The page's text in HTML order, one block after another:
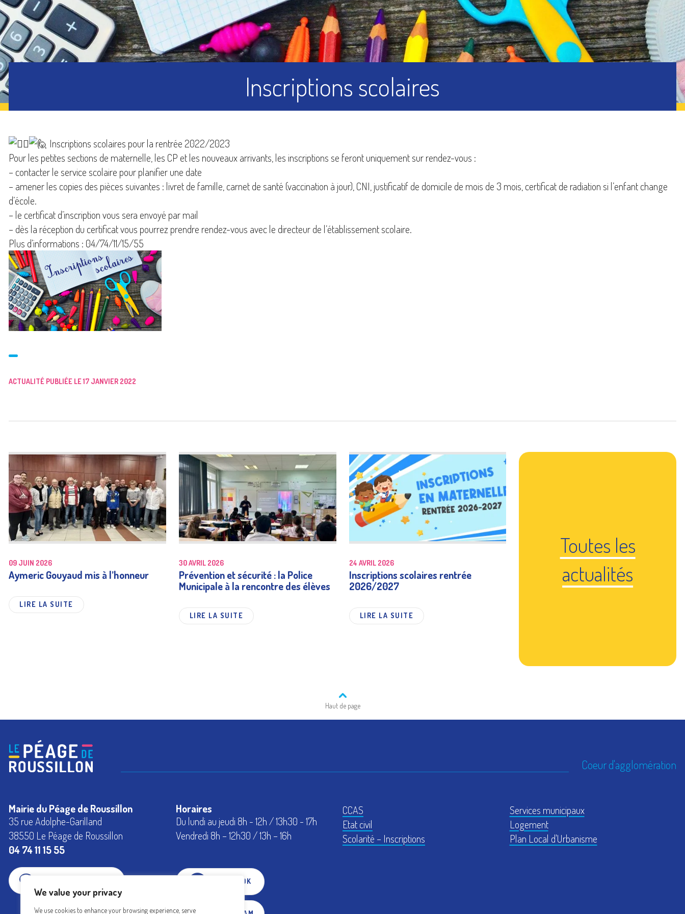
We value your privacy
We use cookies to enhance your browsing experience, serve
Risques naturels et
technologiques
Transports
Numéros et liens
Inscriptions scolaires
Inscriptions scolaires pour la rentrée 2022/2023
Pour les petites sections de maternelle, les CP et les nouveaux arrivants, les inscriptions se feront uniquement sur rendez-vous :
– contacter le service scolaire pour planifier une date
– amener les copies des pièces suivantes : livret de famille, carnet de santé (vaccination à jour), CNI, justificatif de domicile de mois de 3 mois, certificat de radiation si l’enfant change
d’école.
– le certificat d’inscription vous sera envoyé par mail
– dès la réception du certificat vous pourrez prendre rendez-vous avec le directeur de l’établissement scolaire.
Plus d’informations : 04/74/11/15/55
ACTUALITÉ PUBLIÉE LE 17 JANVIER 2022
09 JUIN 2026
Aymeric Gouyaud mis à l’honneur
LIRE LA SUITE
30 AVRIL 2026
Prévention et sécurité : la Police
Municipale à la rencontre des élèves
LIRE LA SUITE
24 AVRIL 2026
Inscriptions scolaires rentrée
2026/2027
LIRE LA SUITE
Toutes les
actualités
Haut de page
Coeur d'agglomération
Mairie du Péage de Roussillon
35 rue Adolphe-Garilland
38550 Le Péage de Roussillon
04 74 11 15 55
Horaires
Du lundi au jeudi 8h - 12h / 13h30 - 17h
Vendredi 8h – 12h30 / 13h – 16h
FACEBOOK
CCAS
Etat civil
Scolarité – Inscriptions
Services municipaux
Logement
Plan Local d'Urbanisme